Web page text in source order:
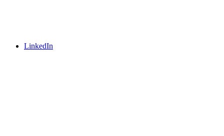
LinkedIn